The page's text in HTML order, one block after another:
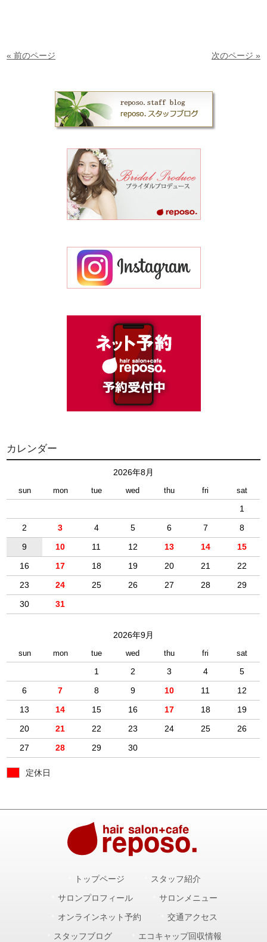
« 前のページ 次のページ »
カレンダー
2026年8月
sun mon tue wed thu fri sat
1
2
3 4 5 6 7
8
9
10 11 12 13 14
15
16
17 18 19 20 21
22
23
24 25 26 27 28
29
30
31
2026年9月
sun mon tue wed thu fri sat
1 2 3 4
5
6
7 8 9 10 11
12
13
14 15 16 17 18
19
20
21 22 23 24 25
26
27
28 29 30
定休日
トップページ スタッフ紹介
サロンプロフィール サロンメニュー
オンラインネット予約 交通アクセス
スタッフブログ エコキャップ回収情報